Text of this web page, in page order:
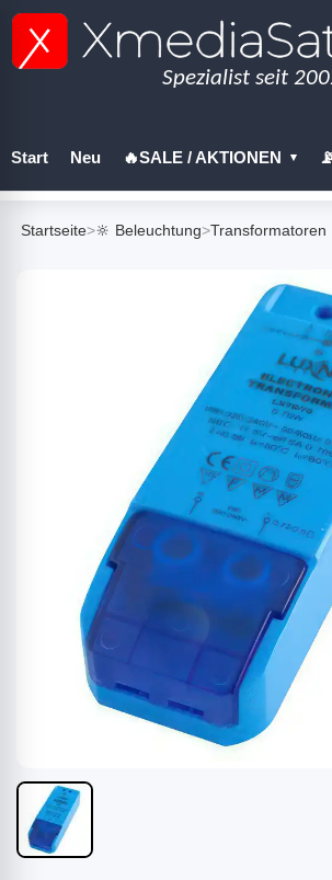
Start Neu 🔥SALE / AKTIONEN
🔧 Werkzeug
Startseite>🔆 Beleuchtung>Transformatoren